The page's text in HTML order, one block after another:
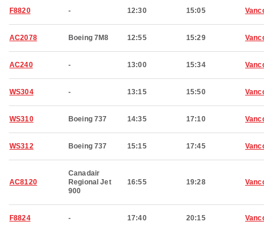
F8820 - 12:30 15:05
AC2078 Boeing 7M8 12:55 15:29
AC240 - 13:00 15:34
WS304 - 13:15 15:50
WS310 Boeing 737 14:35 17:10
WS312 Boeing 737 15:15 17:45
AC8120
Canadair
Regional Jet
900
16:55 19:28
F8824 - 17:40 20:15